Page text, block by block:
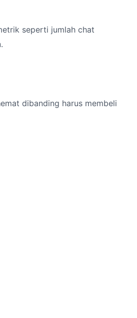
seperti jumlah chat
dibanding harus membeli